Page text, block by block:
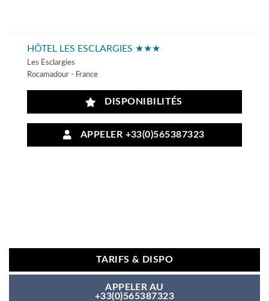
HÔTEL LES ESCLARGIES ★★★
Les Esclargies
Rocamadour - France
DISPONIBILITÉS
APPELER +33(0)565387323
TARIFS & DISPO
APPELER AU
+33(0)565387323